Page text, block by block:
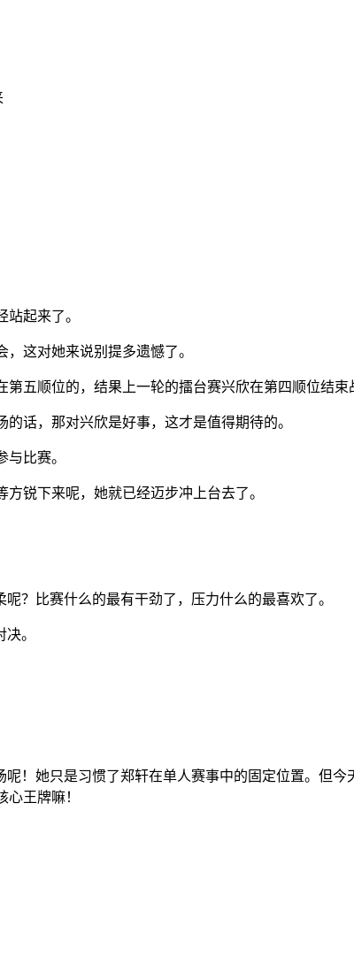
起来了。
这对她来说别提多遗憾了。
五顺位的，结果上一轮的擂台赛兴欣在第四顺位结
话，那对兴欣是好事，这才是值得期待的。
比赛。
锐下来呢，她就已经迈步冲上台去了。
？比赛什么的最有干劲了，压力什么的最喜欢了。
。
！她只是习惯了郑轩在单人赛事中的固定位置。但
王牌嘛！